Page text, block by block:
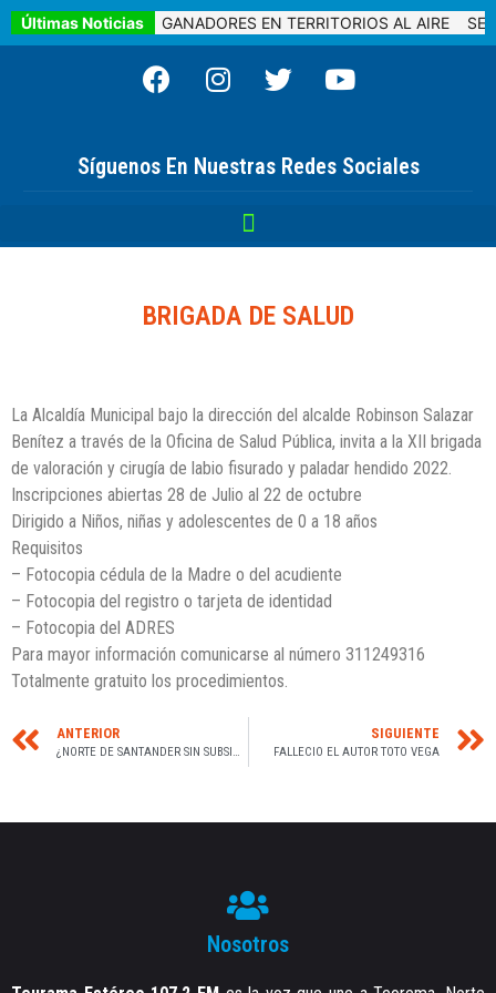
Últimas Noticias
NUESTRA REINA. GANADORES EN TERRITORIOS AL AIRE
Síguenos En Nuestras Redes Sociales
BRIGADA DE SALUD
La Alcaldía Municipal bajo la dirección del alcalde Robinson Salazar
Benítez a través de la Oficina de Salud Pública, invita a la XII brigada
de valoración y cirugía de labio fisurado y paladar hendido 2022.
Inscripciones abiertas 28 de Julio al 22 de octubre
Dirigido a Niños, niñas y adolescentes de 0 a 18 años
Requisitos
– Fotocopia cédula de la Madre o del acudiente
– Fotocopia del registro o tarjeta de identidad
– Fotocopia del ADRES
Para mayor información comunicarse al número 311249316
Totalmente gratuito los procedimientos.
ANTERIOR
¿NORTE DE SANTANDER SIN SUBSIDIO?
SIGUIENTE
FALLECIO EL AUTOR TOTO VEGA
Nosotros